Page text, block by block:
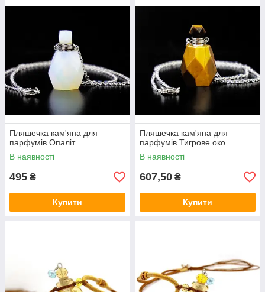
Пляшечка кам'яна для
парфумів Опаліт
В наявності
495 ₴
Купити
Пляшечка кам'яна для
парфумів Тигрове око
В наявності
607,50 ₴
Купити